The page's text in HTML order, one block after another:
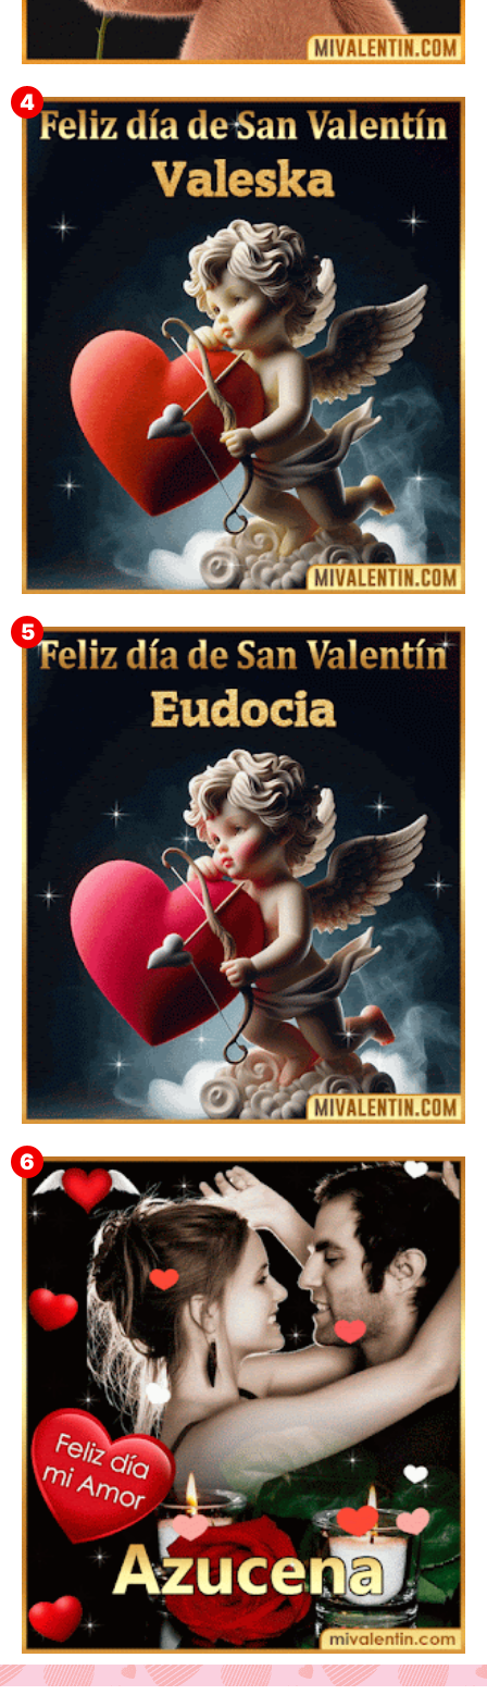
Mensajes Tarjetas y GiF de San Valentín para Amigas
Feliz San Valentín Valeska
Feliz San Valentín Eudocia